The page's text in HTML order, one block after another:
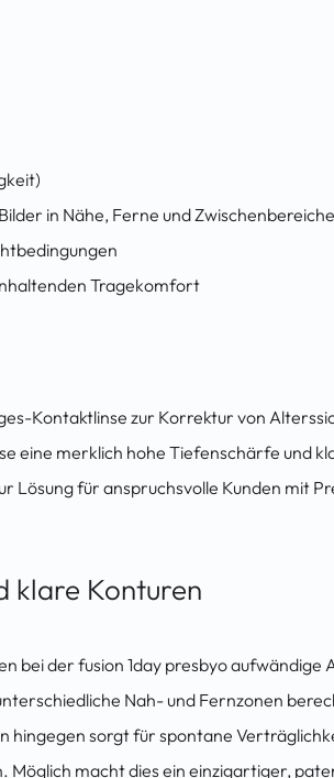
in Nähe, Ferne und
Tragekomfort
Kontaktlinse zur Korrektur von
eine merklich hohe Tiefenschärfe und
Lösung für anspruchsvolle Kunden mit
klare Konturen
bei der fusion 1day presbyo
Nah- und Fernzonen
hingegen sorgt für spontane
Möglich macht dies ein einzigartiger,